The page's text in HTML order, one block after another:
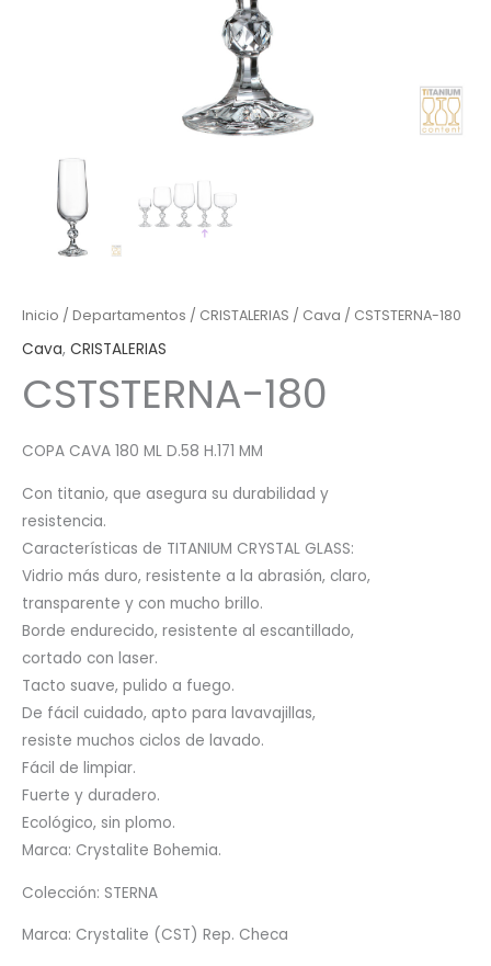
Inicio / Departamentos / CRISTALERIAS / Cava / CSTSTERNA-180
Cava, CRISTALERIAS
CSTSTERNA-180
COPA CAVA 180 ML D.58 H.171 MM
Con titanio, que asegura su durabilidad y
resistencia.
Características de TITANIUM CRYSTAL GLASS:
Vidrio más duro, resistente a la abrasión, claro,
transparente y con mucho brillo.
Borde endurecido, resistente al escantillado,
cortado con laser.
Tacto suave, pulido a fuego.
De fácil cuidado, apto para lavavajillas,
resiste muchos ciclos de lavado.
Fácil de limpiar.
Fuerte y duradero.
Ecológico, sin plomo.
Marca: Crystalite Bohemia.
Colección: STERNA
Marca: Crystalite (CST) Rep. Checa